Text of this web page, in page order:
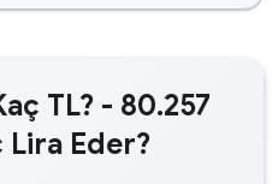
TL? - 80.257
Lira Eder?